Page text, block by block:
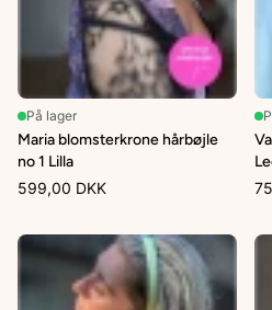
På lager
Maria blomsterkrone hårbøjle
no 1 Lilla
599,00 DKK